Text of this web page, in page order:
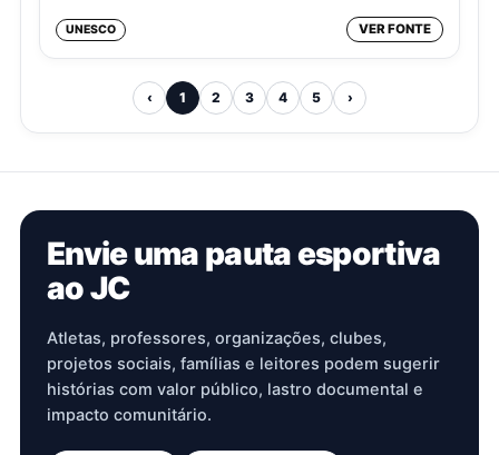
UNESCO VER FONTE
‹ 1 2 3 4 5 ›
Envie uma pauta esportiva
ao JC
Atletas, professores, organizações, clubes,
projetos sociais, famílias e leitores podem sugerir
histórias com valor público, lastro documental e
impacto comunitário.